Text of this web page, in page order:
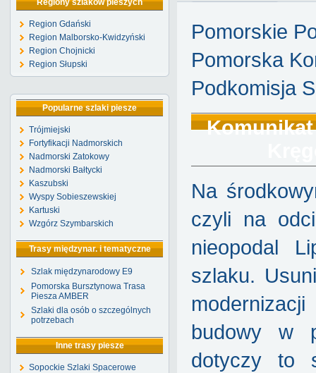
Regiony szlaków pieszych
Region Gdański
Region Malborsko-Kwidzyński
Region Chojnicki
Region Słupski
Popularne szlaki piesze
Trójmiejski
Fortyfikacji Nadmorskich
Nadmorski Zatokowy
Nadmorski Bałtycki
Kaszubski
Wyspy Sobieszewskiej
Kartuski
Wzgórz Szymbarskich
Trasy międzynar. i tematyczne
Szlak międzynarodowy E9
Pomorska Bursztynowa Trasa
Piesza AMBER
Szlaki dla osób o szczególnych
potrzebach
Inne trasy piesze
Sopockie Szlaki Spacerowe
Pomorskie
Pomorska
Podkomisja
Na
czyli na
nieopodal
szlaku.
budowy w
dotyczy to